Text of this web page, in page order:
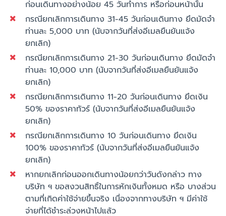
ก่อนเดินทางอย่างน้อย 45 วันทำการ หรือก่อนหน้านั้น
กรณียกเลิกการเดินทาง 31-45 วันก่อนเดินทาง ยึดมัดจำ
ท่านละ 5,000 บาท (นับจากวันที่ส่งอีเมลยืนยันแจ้ง
ยกเลิก)
กรณียกเลิกการเดินทาง 21-30 วันก่อนเดินทาง ยึดมัดจำ
ท่านละ 10,000 บาท (นับจากวันที่ส่งอีเมลยืนยันแจ้ง
ยกเลิก)
กรณียกเลิกการเดินทาง 11-20 วันก่อนเดินทาง ยึดเงิน
50% ของราคาทัวร์ (นับจากวันที่ส่งอีเมลยืนยันแจ้ง
ยกเลิก)
กรณียกเลิกการเดินทาง 10 วันก่อนเดินทาง ยึดเงิน
100% ของราคาทัวร์ (นับจากวันที่ส่งอีเมลยืนยันแจ้ง
ยกเลิก)
หากยกเลิกก่อนออกเดินทางน้อยกว่าวันดังกล่าว ทาง
บริษัท ฯ ขอสงวนสิทธิ์ในการหักเงินทั้งหมด หรือ บางส่วน
ตามที่เกิดค่าใช้จ่ายขึ้นจริง เนื่องจากทางบริษัท ฯ มีค่าใช้
จ่ายที่ได้ชำระล่วงหน้าไปแล้ว